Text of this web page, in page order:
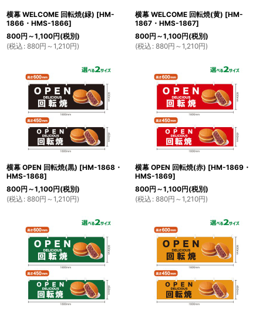
横幕 WELCOME 回転焼(緑) [HM-
1866・HMS-1866]
800円 ～1,100円(税別)
(税込 : 880円 ～1,210円)
横幕 WELCOME 回転焼(黄) [HM-
1867・HMS-1867]
800円 ～1,100円(税別)
(税込 : 880円 ～1,210円)
横幕 OPEN 回転焼(黒) [HM-1868・
HMS-1868]
800円 ～1,100円(税別)
(税込 : 880円 ～1,210円)
横幕 OPEN 回転焼(赤) [HM-1869・
HMS-1869]
800円 ～1,100円(税別)
(税込 : 880円 ～1,210円)